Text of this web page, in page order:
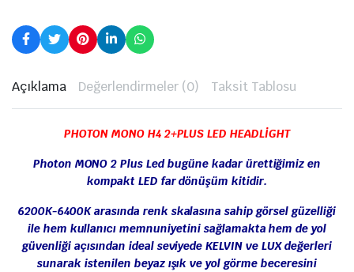
Açıklama Değerlendirmeler (0) Taksit Tablosu
PHOTON MONO H4 2+PLUS LED HEADLİGHT
Photon MONO 2 Plus Led bugüne kadar ürettiğimiz en
kompakt LED far dönüşüm kitidir.
6200K-6400K arasında renk skalasına sahip görsel güzelliği
ile hem kullanıcı memnuniyetini sağlamakta hem de yol
güvenliği açısından ideal seviyede KELVIN ve LUX değerleri
sunarak istenilen beyaz ışık ve yol görme beceresini